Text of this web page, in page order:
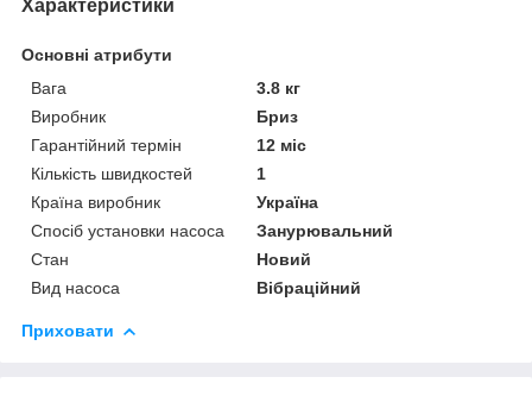
Характеристики
Основні атрибути
Вага
3.8 кг
Виробник
Бриз
Гарантійний термін
12 міс
Кількість швидкостей
1
Країна виробник
Україна
Спосіб установки насоса
Занурювальний
Стан
Новий
Вид насоса
Вібраційний
Приховати